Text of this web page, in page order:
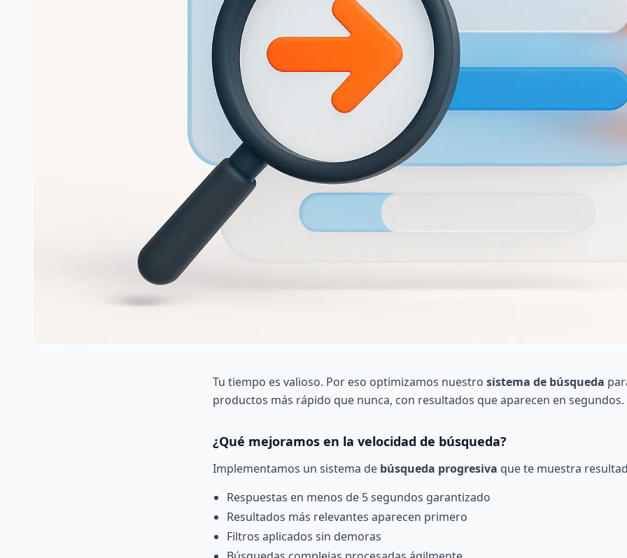
Tu tiempo es valioso. Por eso optimizamos nuestro sistema de búsqueda
productos más rápido que nunca, con resultados que aparecen en segundos.
¿Qué mejoramos en la velocidad de búsqueda?
Implementamos un sistema de búsqueda progresiva que te muestra
Respuestas en menos de 5 segundos garantizado
Resultados más relevantes aparecen primero
Filtros aplicados sin demoras